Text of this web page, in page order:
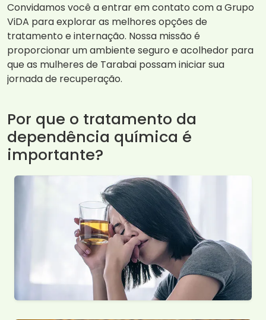
Convidamos você a entrar em contato com a Grupo
ViDA para explorar as melhores opções de
tratamento e internação. Nossa missão é
proporcionar um ambiente seguro e acolhedor para
que as mulheres de Tarabai possam iniciar sua
jornada de recuperação.
Por que o tratamento da
dependência química é
importante?